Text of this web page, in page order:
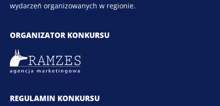
wydarzeń organizowanych w regionie.
ORGANIZATOR KONKURSU
REGULAMIN KONKURSU